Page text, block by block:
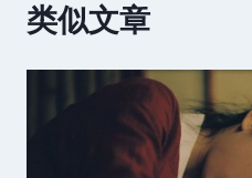
类似文章